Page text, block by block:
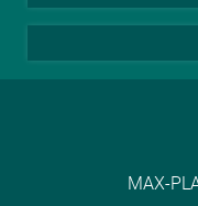
MAX-